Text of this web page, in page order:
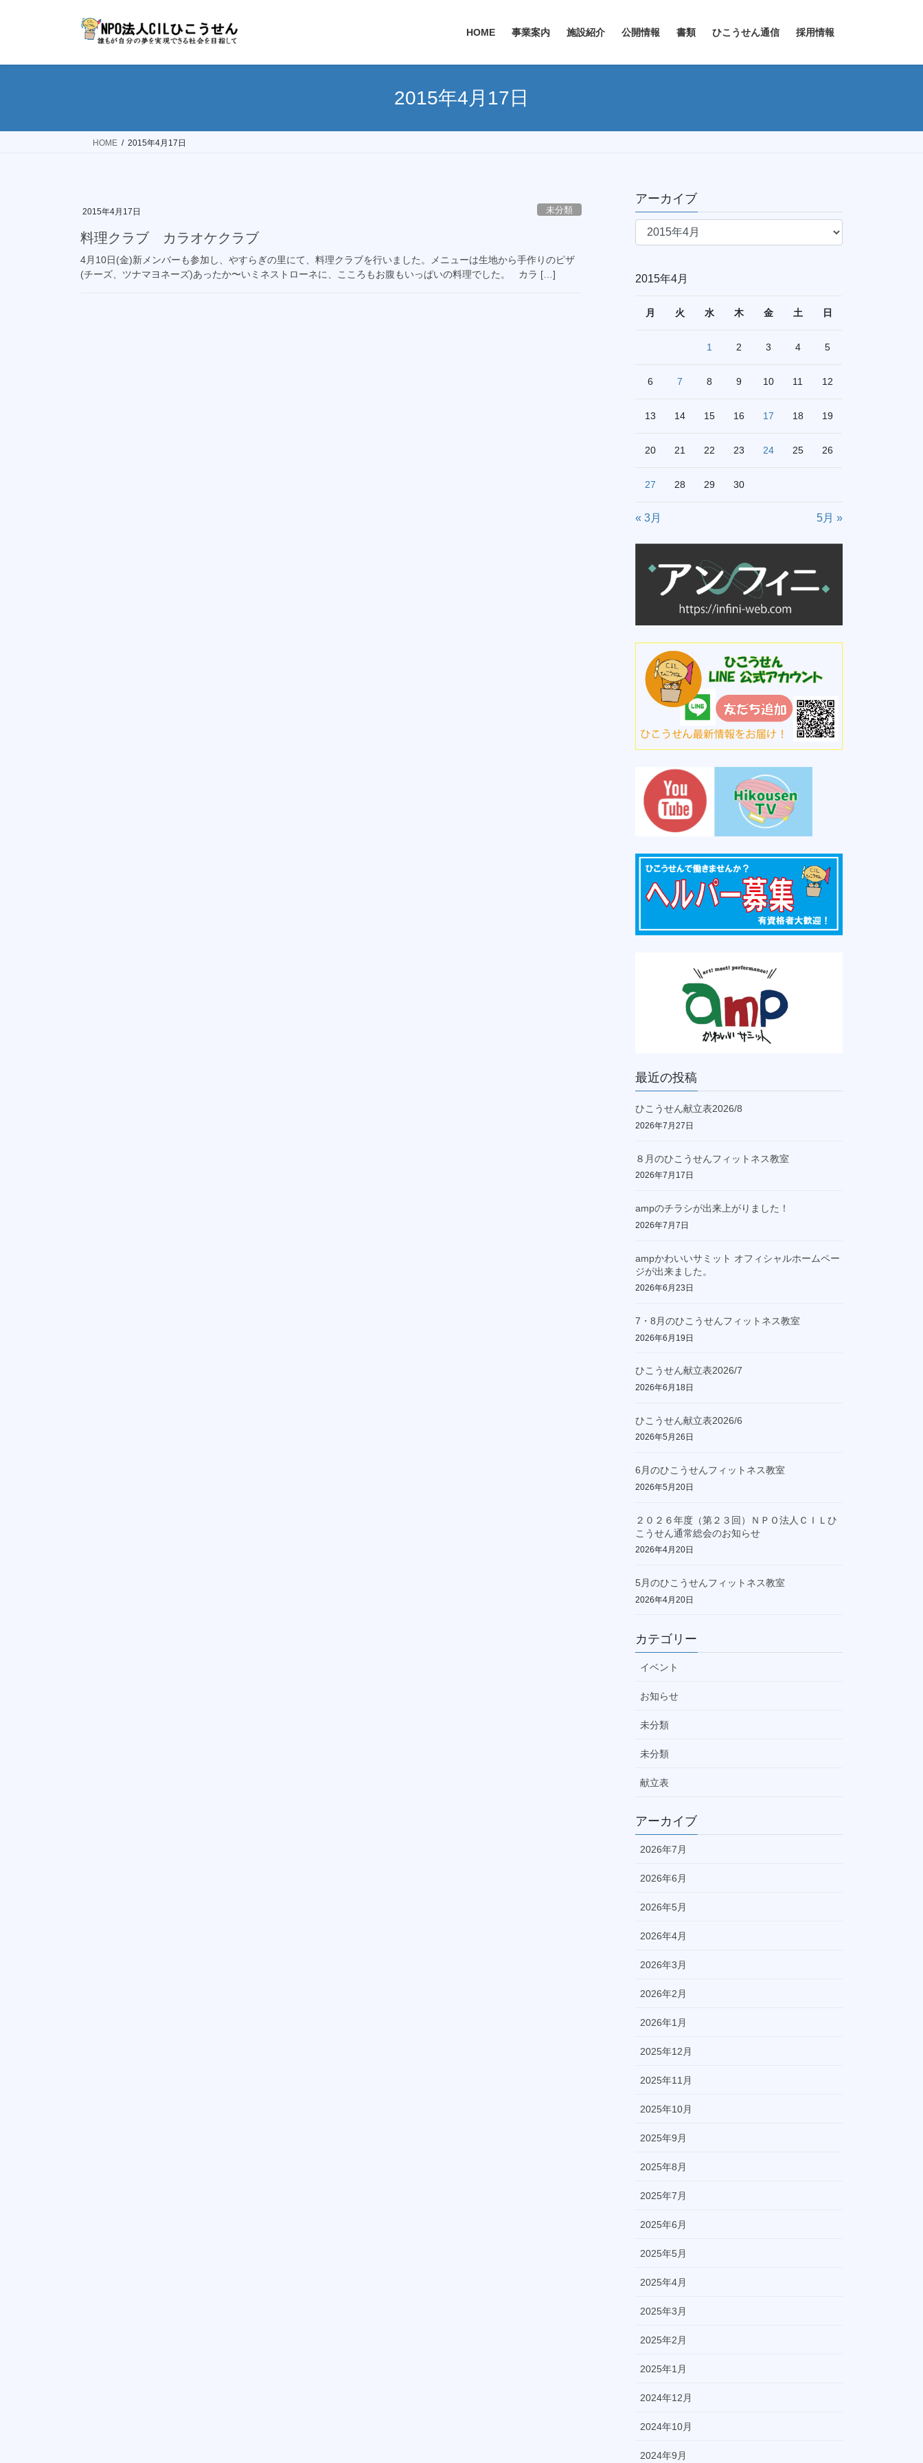
HOME 事業案内 施設紹介 公開情報 書類 ひこうせん通信 採用情報
2015年4月17日
HOME 2015年4月17日
2015年4月17日 未分類
料理クラブ カラオケクラブ
4月10日(金)新メンバーも参加し、やすらぎの里にて、料理クラブを行いました。メニューは生地から手作りのピザ
(チーズ、ツナマヨネーズ)あったか〜いミネストローネに、こころもお腹もいっぱいの料理でした。 カラ […]
アーカイブ
ア
ブ
2015年4月
月 火 水 木 金 土 日
1 2 3 4 5
6 7 8 9 10 11 12
13 14 15 16 17 18 19
20 21 22 23 24 25 26
27 28 29 30
« 3月 5月 »
最近の投稿
ひこうせん献立表2026/8
2026年7月27日
８月のひこうせんフィットネス教室
2026年7月17日
ampのチラシが出来上がりました！
2026年7月7日
ampかわいいサミット オフィシャルホームペー
ジが出来ました。
2026年6月23日
7・8月のひこうせんフィットネス教室
2026年6月19日
ひこうせん献立表2026/7
2026年6月18日
ひこうせん献立表2026/6
2026年5月26日
6月のひこうせんフィットネス教室
2026年5月20日
２０２６年度（第２３回）ＮＰＯ法人ＣＩＬひ
こうせん通常総会のお知らせ
2026年4月20日
5月のひこうせんフィットネス教室
2026年4月20日
カテゴリー
イベント
お知らせ
未分類
未分類
献立表
アーカイブ
2026年7月
2026年6月
2026年5月
2026年4月
2026年3月
2026年2月
2026年1月
2025年12月
2025年11月
2025年10月
2025年9月
2025年8月
2025年7月
2025年6月
2025年5月
2025年4月
2025年3月
2025年2月
2025年1月
2024年12月
2024年10月
2024年9月